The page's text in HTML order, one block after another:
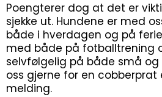
Poengterer dog at det er
sjekke ut. Hundene er med
både i hverdagen og på
med både på fotballtrening
selvfølgelig på både små og
oss gjerne for en cobberprat
melding.